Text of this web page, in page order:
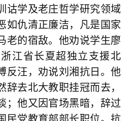
诂学及老庄哲学研究领域
如仇清正廉洁，凡是国家
老的宿敌。他劝说学生廖
江省长夏超独立支援北
反汪，劝说刘湘抗日。他
辞去北大教职挂冠而去，
；他又因官场黑暗，辞过